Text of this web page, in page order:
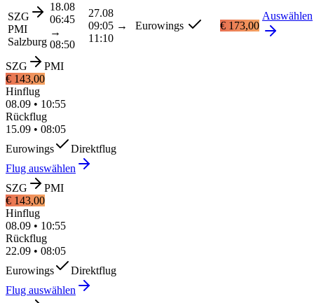
SZG
PMI
Salzburg
18.08
06:45
→
08:50
27.08
09:05 →
11:10
Eurowings € 173,00
Auswählen
SZG
PMI
€ 143,00
Hinflug
08.09 • 10:55
Rückflug
15.09 • 08:05
Eurowings
Direktflug
Flug auswählen
SZG
PMI
€ 143,00
Hinflug
08.09 • 10:55
Rückflug
22.09 • 08:05
Eurowings
Direktflug
Flug auswählen